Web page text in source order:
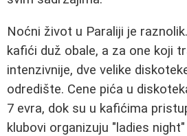
Noćni život u Paraliji je
kafići duž obale, a za one koji
intenzivnije, dve velike
odredište. Cene pića u
7 evra, dok su u kafićima
klubovi organizuju "ladies